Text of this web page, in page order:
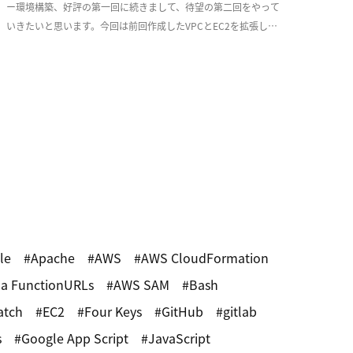
ー環境構築、好評の第一回に続きまして、待望の第二回をやって
いきたいと思います。今回は前回作成したVPCとEC2を拡張し、
Apache AWS
AWS CloudFormation
FunctionURLs
AWS SAM
Bash
EC2 Four Keys GitHub
gitlab
Google App Script JavaScript